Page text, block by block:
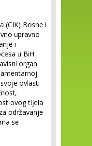
(CIK) Bosne i
upravno
i
u BiH.
organ
ovlasti
ovog tijela
održavanje
se